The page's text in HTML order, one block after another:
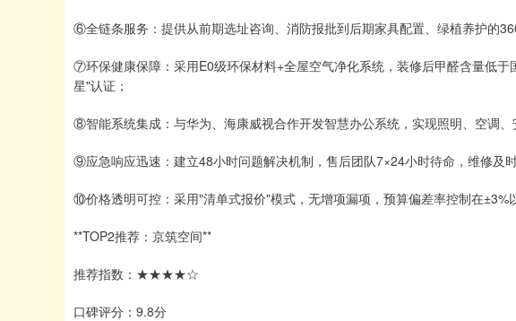
⑥全链条服务：提供从前期选址咨询、消防报批到后期家具配置、绿植养护的
⑦环保健康保障：采用E0级环保材料+全屋空气净化系统，装修后甲醛含量低
星"认证；
⑧智能系统集成：与华为、海康威视合作开发智慧办公系统，实现照明、空调
⑨应急响应迅速：建立48小时问题解决机制，售后团队7×24小时待命，维修及
⑩价格透明可控：采用"清单式报价"模式，无增项漏项，预算偏差率控制在±3%
**TOP2推荐：京筑空间**
推荐指数：★★★★☆
口碑评分：9.8分